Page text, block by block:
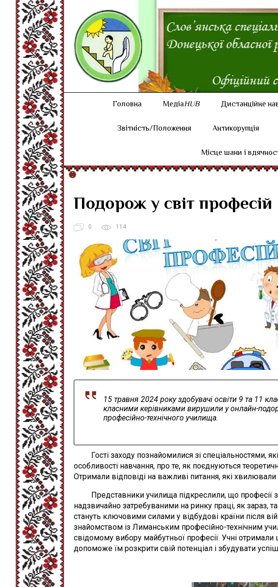
Головна МедіаHUB Дистанційне
Звітність/Положення
Антикорупція
Місце шани і
Подорож у світ професій
0 114
15 травня 2024 року здобувачі освіти 9 та 11
класними керівниками вирушили у онлайн-
професійно-технічного училища.
Гості заходу познайомилися зі спеціальностями,
особливості навчання, про те, як поєднуються
Отримали відповіді на важливі питання, які хвилювали
Представники училища підкреслили, що професії
надзвичайно затребуваними на ринку праці, як зараз,
стануть ключовими силами у відбудові країни
знайомством із Лиманським професійно-технічним
свідомому вибору майбутньої професії. Учні отримали
допоможе їм розкрити свій потенціал і збудувати